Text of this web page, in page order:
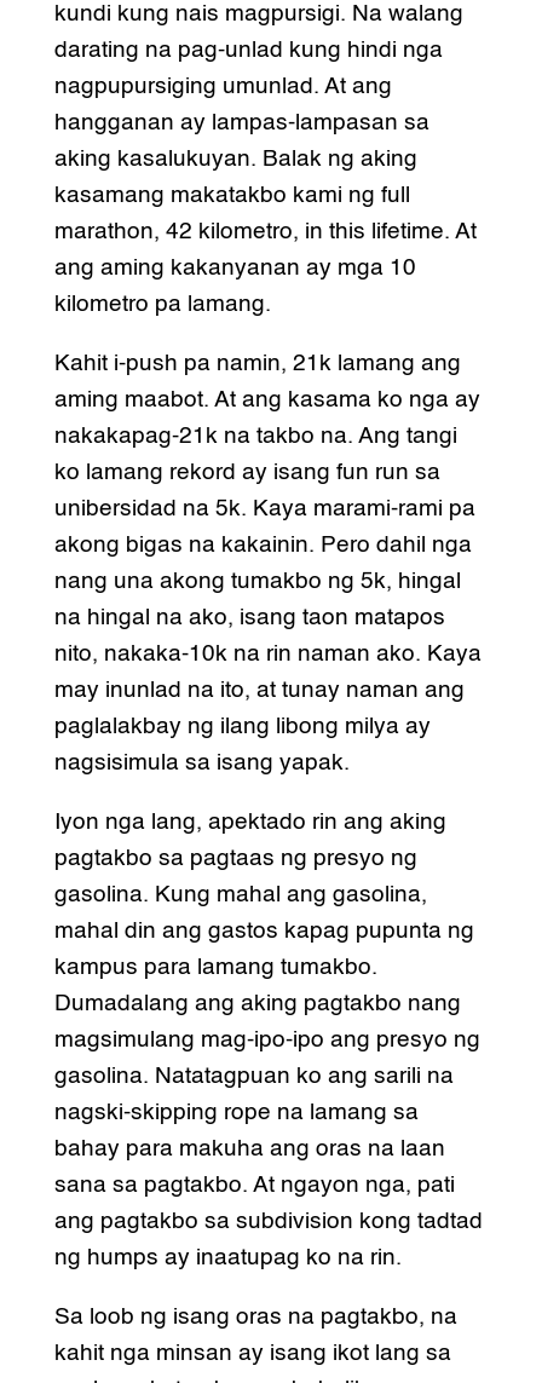
kundi kung nais magpursigi. Na walang
darating na pag-unlad kung hindi nga
nagpupursiging umunlad. At ang
hangganan ay lampas-lampasan sa
aking kasalukuyan. Balak ng aking
kasamang makatakbo kami ng full
marathon, 42 kilometro, in this lifetime. At
ang aming kakanyanan ay mga 10
kilometro pa lamang.
Kahit i-push pa namin, 21k lamang ang
aming maabot. At ang kasama ko nga ay
nakakapag-21k na takbo na. Ang tangi
ko lamang rekord ay isang fun run sa
unibersidad na 5k. Kaya marami-rami pa
akong bigas na kakainin. Pero dahil nga
nang una akong tumakbo ng 5k, hingal
na hingal na ako, isang taon matapos
nito, nakaka-10k na rin naman ako. Kaya
may inunlad na ito, at tunay naman ang
paglalakbay ng ilang libong milya ay
nagsisimula sa isang yapak.
Iyon nga lang, apektado rin ang aking
pagtakbo sa pagtaas ng presyo ng
gasolina. Kung mahal ang gasolina,
mahal din ang gastos kapag pupunta ng
kampus para lamang tumakbo.
Dumadalang ang aking pagtakbo nang
magsimulang mag-ipo-ipo ang presyo ng
gasolina. Natatagpuan ko ang sarili na
nagski-skipping rope na lamang sa
bahay para makuha ang oras na laan
sana sa pagtakbo. At ngayon nga, pati
ang pagtakbo sa subdivision kong tadtad
ng humps ay inaatupag ko na rin.
Sa loob ng isang oras na pagtakbo, na
kahit nga minsan ay isang ikot lang sa